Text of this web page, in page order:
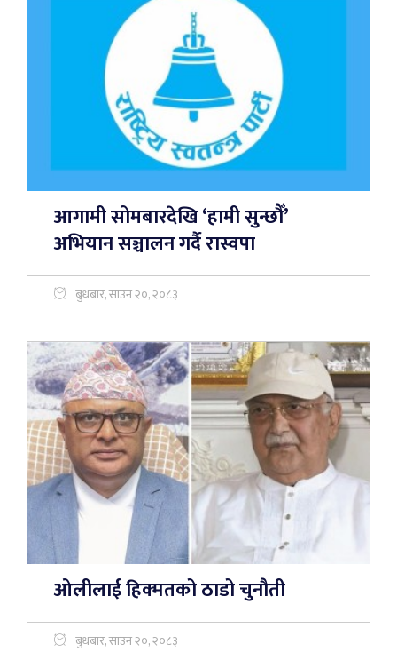
आगामी सोमबारदेखि ‘हामी सुन्छौँ’
अभियान सञ्चालन गर्दै रास्वपा
बुधबार, साउन २०, २०८३
ओलीलाई हिक्मतको ठाडो चुनौती
बुधबार, साउन २०, २०८३